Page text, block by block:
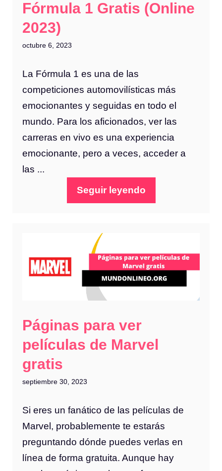
Fórmula 1 Gratis (Online
2023)
octubre 6, 2023
La Fórmula 1 es una de las
competiciones automovilísticas más
emocionantes y seguidas en todo el
mundo. Para los aficionados, ver las
carreras en vivo es una experiencia
emocionante, pero a veces, acceder a
las ...
Seguir leyendo
Páginas para ver
películas de Marvel
gratis
septiembre 30, 2023
Si eres un fanático de las películas de
Marvel, probablemente te estarás
preguntando dónde puedes verlas en
línea de forma gratuita. Aunque hay